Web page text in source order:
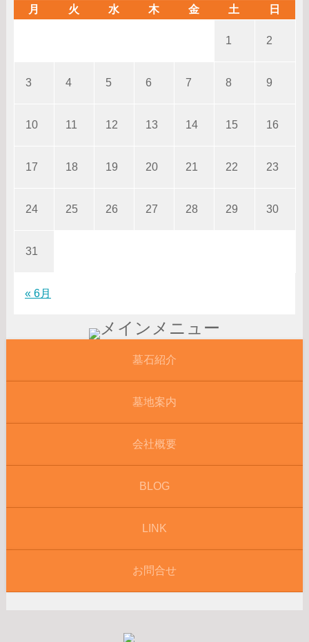
月
火 水 木 金 土 日
« 6月
1 2
3 4 5 6 7 8 9
10 11 12 13 14 15 16
17 18 19 20 21 22 23
24 25 26 27 28 29 30
31
墓石紹介
墓地案内
会社概要
BLOG
LINK
お問合せ